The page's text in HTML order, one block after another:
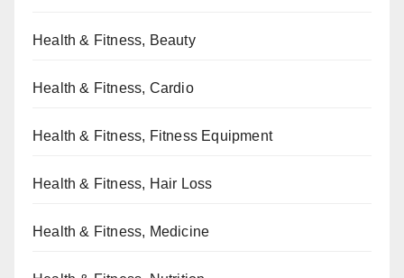
Health & Fitness, Beauty
Health & Fitness, Cardio
Health & Fitness, Fitness Equipment
Health & Fitness, Hair Loss
Health & Fitness, Medicine